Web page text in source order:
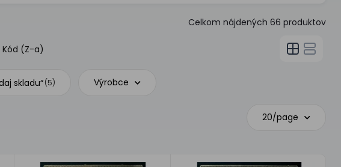
Celkom nájdených 66 produktov
Kód (Z-a)
skladu“(5) Výrobce
20/page